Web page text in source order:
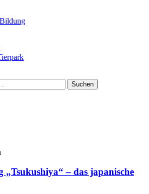
„Tsukushiya“ – das japanische